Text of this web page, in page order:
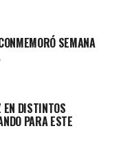
SEMANA
EN DISTINTOS
PARA ESTE